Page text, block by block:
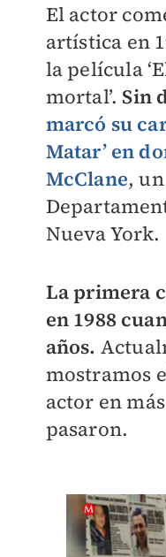
El actor
artística en
la película
mortal’. Sin
marcó su
Matar’ en
McClane,
Nueva York.
La primera
en 1988
años.
mostramos
actor en
pasaron.